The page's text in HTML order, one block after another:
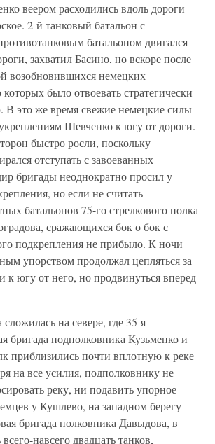
веером расходились вдоль дороги
2-й танковый батальон с
батальоном двигался
захватил Басино, но вскоре после
возобновившихся немецких
было отвоевать стратегически
это же время свежие немецкие силы
Шевченко к югу от дороги.
быстро росли, поскольку
отступать с завоеванных
бригады неоднократно просил у
но если не считать
батальонов 75-го стрелкового полка
сражающихся бок о бок с
подкрепления не прибыло. К ночи
упорством продолжал цепляться за
к югу от него, но продвинуться вперед
на севере, где 35-я
бригада подполковника Кузьменко и
приблизились почти вплотную к реке
на все усилия, подполковнику не
реку, ни подавить упорное
у Кушлево, на западном берегу
бригада полковника Давыдова, в
навсего двадцать танков,